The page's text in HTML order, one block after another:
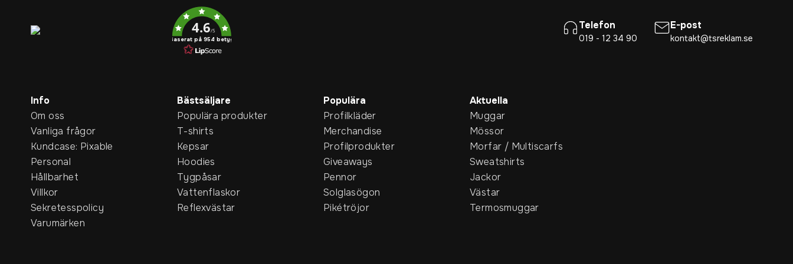
4.6/5
Baserat på 954 betyg
Telefon
019 - 12 34 90
E-post
kontakt@tsreklam.se
Info
Om oss
Vanliga frågor
Kundcase: Pixable
Personal
Hållbarhet
Villkor
Sekretesspolicy
Varumärken
Bästsäljare
Populära produkter
T-shirts
Kepsar
Hoodies
Tygpåsar
Vattenflaskor
Reflexvästar
Populära
Profilkläder
Merchandise
Profilprodukter
Giveaways
Pennor
Solglasögon
Pikétröjor
Aktuella
Muggar
Mössor
Morfar / Multiscarfs
Sweatshirts
Jackor
Västar
Termosmuggar